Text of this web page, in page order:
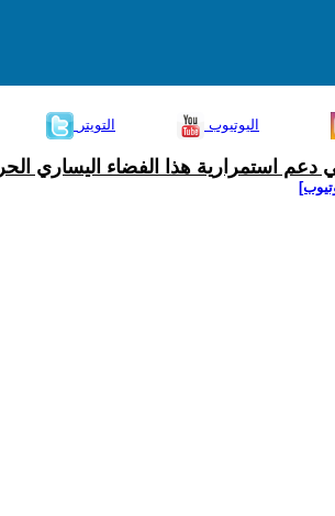
التويتر اليوتيوب
دعم استمرارية هذا الفضاء اليساري الحر